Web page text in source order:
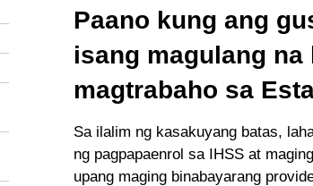
Paano kung ang
isang magulang
magtrabaho sa
Sa ilalim ng kasakuyang batas,
ng pagpapaenrol sa IHSS at
upang maging binabayarang